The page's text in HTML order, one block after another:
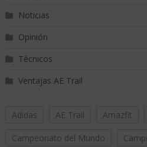
Noticias
Opinión
Técnicos
Ventajas AE Trail
Adidas AE Trail Amazfit
Campeonato del Mundo